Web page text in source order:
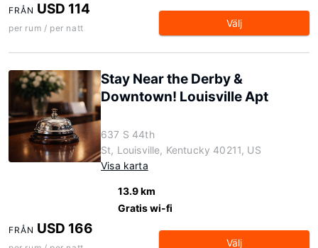
FRÅN USD 114
per rum / per natt Välj
Stay Near the Derby &
Downtown! Louisville Apt
637 S 44th
St, Louisville, Kentucky 40211, US
Visa karta
13.9 km
Gratis wi-fi
FRÅN USD 166
Välj